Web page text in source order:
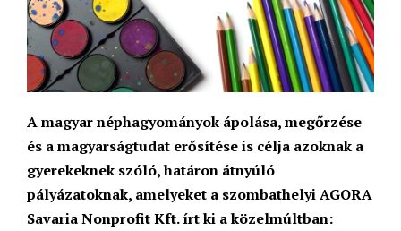
A magyar néphagyományok ápolása, megőrzése
és a magyarságtudat erősítése is célja azoknak a
gyerekeknek szóló, határon átnyúló
pályázatoknak, amelyeket a szombathelyi AGORA
Savaria Nonprofit Kft. írt ki a közelmúltban: